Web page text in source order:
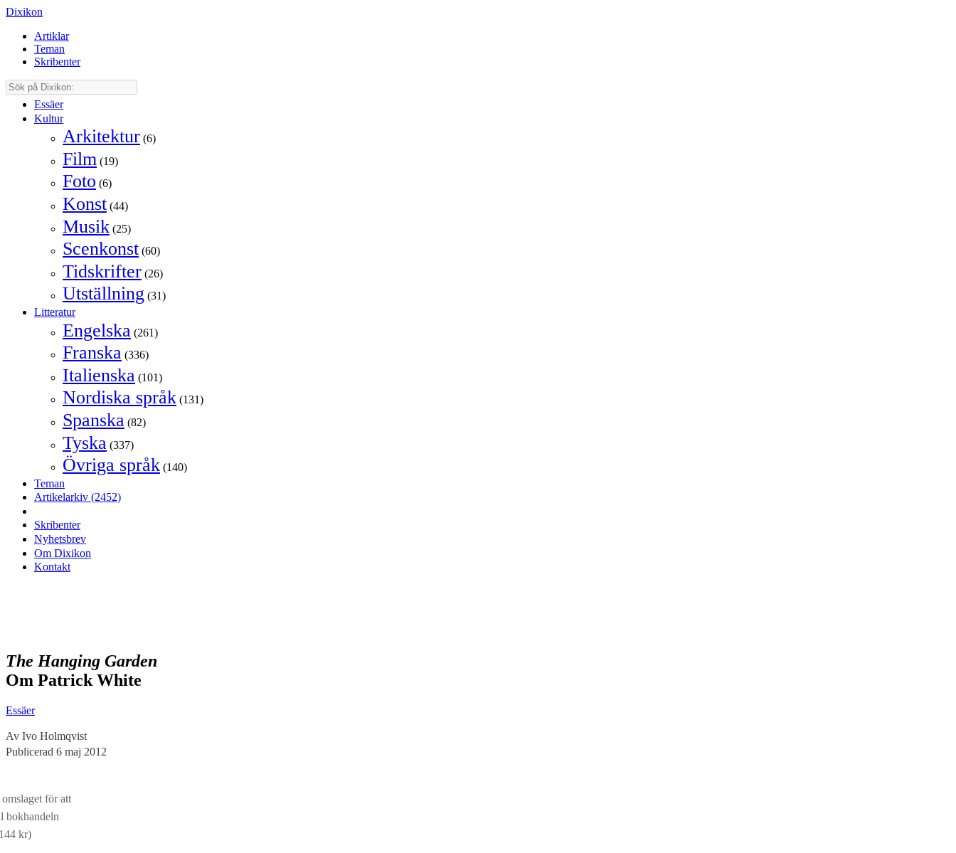
Dixikon
Artiklar
Teman
Skribenter
Essäer
Kultur
Arkitektur (6)
Film (19)
Foto (6)
Konst (44)
Musik (25)
Scenkonst (60)
Tidskrifter (26)
Utställning (31)
Litteratur
Engelska (261)
Franska (336)
Italienska (101)
Nordiska språk (131)
Spanska (82)
Tyska (337)
Övriga språk (140)
Teman
Artikelarkiv (2452)
Skribenter
Nyhetsbrev
Om Dixikon
Kontakt
The Hanging Garden
Om Patrick White
Essäer
Av Ivo Holmqvist
Publicerad 6 maj 2012
för att
bokhandeln
kr)